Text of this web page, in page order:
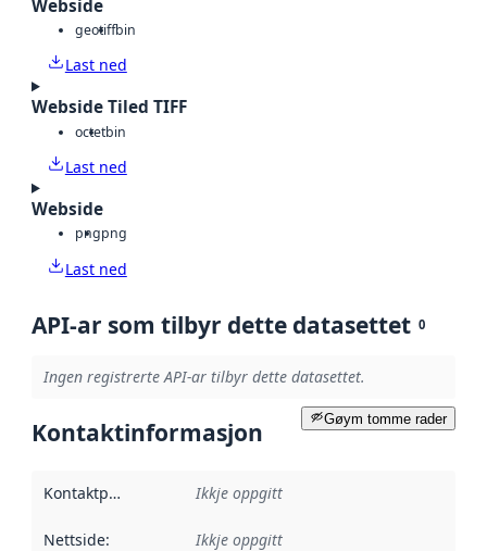
Webside
geotiffbin
Last ned
Webside Tiled TIFF
octetbin
Last ned
Webside
pngpng
Last ned
API-ar som tilbyr dette datasettet 0
Ingen registrerte API-ar tilbyr dette datasettet.
Gøym tomme rader
Kontaktinformasjon
Kontaktpunkt Ikkje oppgitt
Nettside: Ikkje oppgitt